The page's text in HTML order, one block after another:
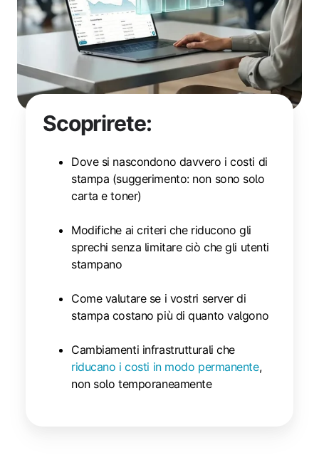
Scoprirete:
Dove si nascondono davvero i costi di
stampa (suggerimento: non sono solo
carta e toner)
Modifiche ai criteri che riducono gli
sprechi senza limitare ciò che gli utenti
stampano
Come valutare se i vostri server di
stampa costano più di quanto valgono
Cambiamenti infrastrutturali che
riducano i costi in modo permanente,
non solo temporaneamente